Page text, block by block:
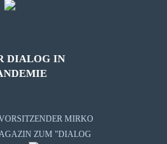
DIALOG IN
MIRKO
ZUM "DIALOG